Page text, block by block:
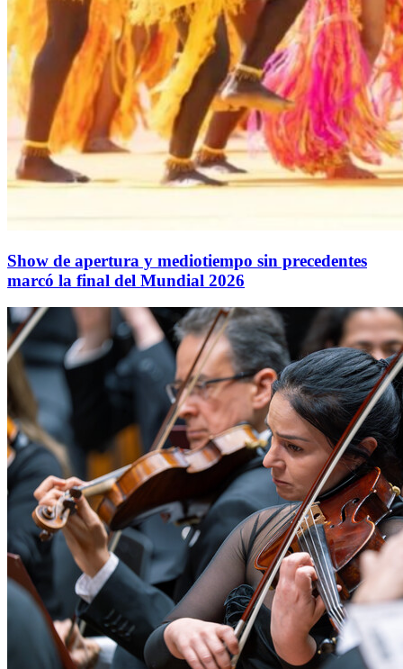
Show de apertura y mediotiempo sin precedentes
marcó la final del Mundial 2026